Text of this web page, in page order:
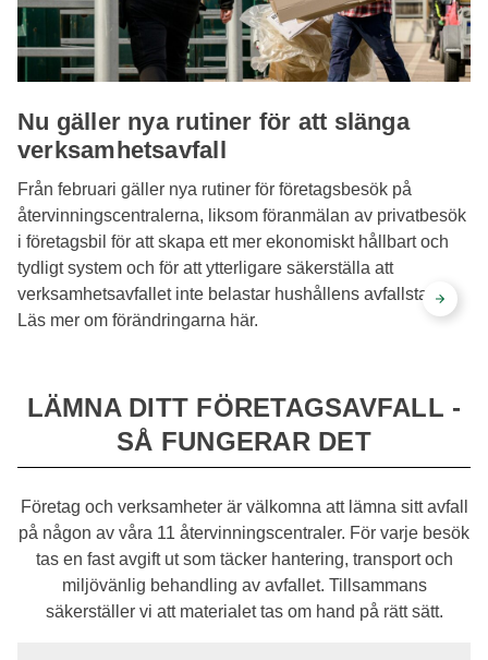
Nu gäller nya rutiner för att slänga
verksamhetsavfall
Från februari gäller nya rutiner för företagsbesök på
återvinningscentralerna, liksom föranmälan av privatbesök
i företagsbil för att skapa ett mer ekonomiskt hållbart och
tydligt system och för att ytterligare säkerställa att
verksamhetsavfallet inte belastar hushållens avfallstaxa.
Läs mer om förändringarna här.
LÄMNA DITT FÖRETAGSAVFALL -
SÅ FUNGERAR DET
Företag och verksamheter är välkomna att lämna sitt avfall
på någon av våra 11 återvinningscentraler. För varje besök
tas en fast avgift ut som täcker hantering, transport och
miljövänlig behandling av avfallet. Tillsammans
säkerställer vi att materialet tas om hand på rätt sätt.